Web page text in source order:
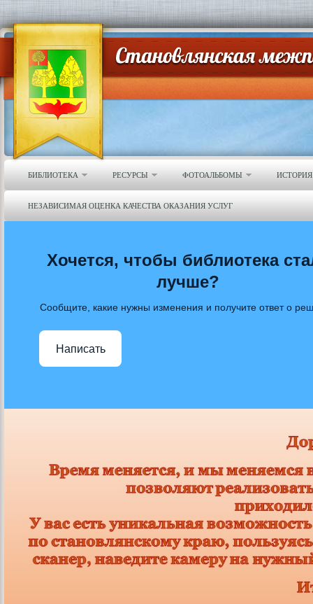
БИБЛИОТЕКА РЕСУРСЫ ФОТОАЛЬБОМЫ
НЕЗАВИСИМАЯ ОЦЕНКА КАЧЕСТВА ОКАЗАНИЯ УСЛУГ
Хочется, чтобы библиотека
лучше?
Сообщите, какие нужны изменения и получите ответ о
Написать